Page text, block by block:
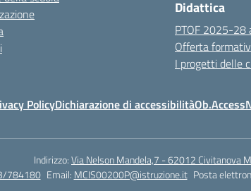
Didattica
PTOF 2025-
Offerta
I progetti delle
PolicyDichiarazione di accessibilitàOb.Access
Indirizzo:Via Nelson Mandela,7 - 62012 Civitanova
784180 Email: MCIS00200P@istruzione.it Posta